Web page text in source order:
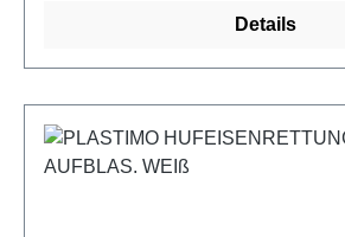
Details